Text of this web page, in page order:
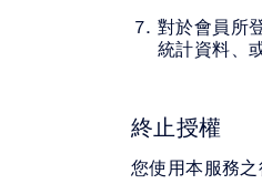
對於會員所
統計資料、
終止授權
您使用本服務